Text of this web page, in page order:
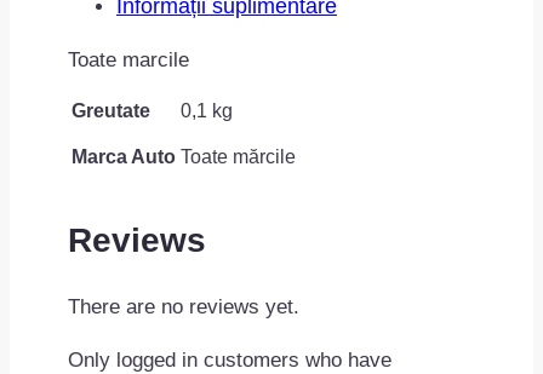
Informații suplimentare
Toate marcile
Greutate 0,1 kg
Marca Auto Toate mărcile
Reviews
There are no reviews yet.
Only logged in customers who have